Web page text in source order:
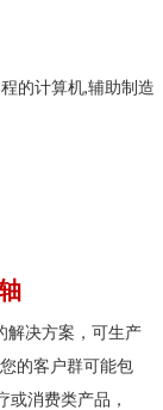
的计算机,辅助制造
解决方案，可生产
的客户群可能包
或消费类产品，